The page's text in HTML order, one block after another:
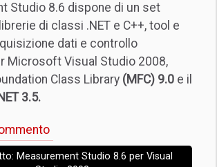
Studio 8.6 dispone di un set
di classi .NET e C++, tool e
dati e controllo
Microsoft Visual Studio 2008,
Class Library (MFC) 9.0 e il
3.5.
Measurement Studio 8.6 per Visual